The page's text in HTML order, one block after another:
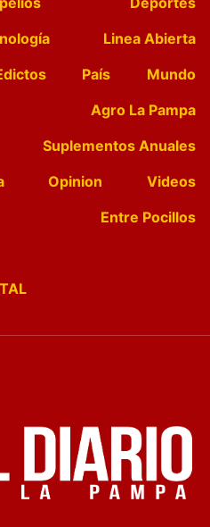
Linea Abierta
País
Mundo
Agro La Pampa
Suplementos Anuales
Opinion
Videos
Entre Pocillos